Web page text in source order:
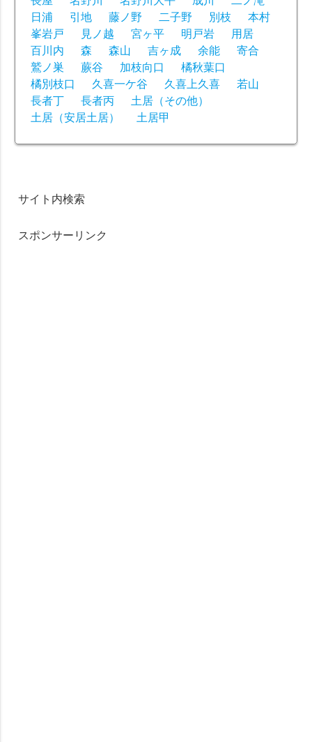
日浦
引地 藤ノ野 二子野 別枝
本村
峯岩戸
見ノ越 宮ヶ平 明戸岩
用居
百川内
森 森山 吉ヶ成 余能
寄合
鷲ノ巣
蕨谷 加枝向口
橘秋葉口
橘別枝口
久喜一ケ谷 久喜上久喜
若山
長者丁
長者丙
土居（その他）
土居（安居土居）
土居甲
サイト内検索
スポンサーリンク